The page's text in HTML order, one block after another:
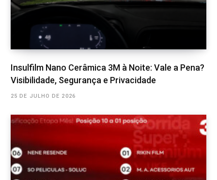
Insulfilm Nano Cerâmica 3M à Noite: Vale a Pena?
Visibilidade, Segurança e Privacidade
25 DE JULHO DE 2026